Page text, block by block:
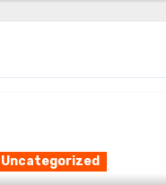
Uncategorized